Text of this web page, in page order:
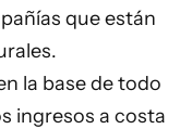
que están
la base de todo
ingresos a costa